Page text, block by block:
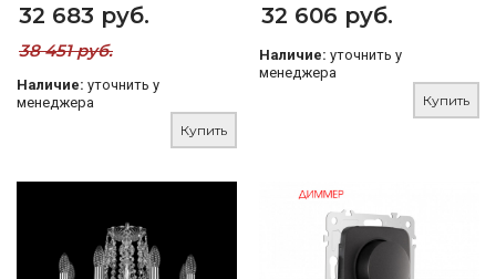
32 683 руб.
38 451 руб.
Наличие: уточнить у
менеджера
Купить
32 606 руб.
Наличие: уточнить у
менеджера
Купить